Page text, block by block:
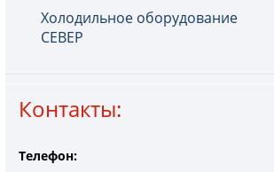
Холодильное оборудование
СЕВЕР
Контакты:
Телефон: